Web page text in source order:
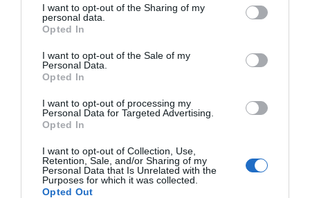
I want to opt-out of the Sharing of my
personal data.
Opted In
I want to opt-out of the Sale of my
Personal Data.
Opted In
I want to opt-out of processing my
Personal Data for Targeted Advertising.
Opted In
I want to opt-out of Collection, Use,
Retention, Sale, and/or Sharing of my
Personal Data that Is Unrelated with the
Purposes for which it was collected.
Opted Out
AVUI DESTAQUEM
EL NOSTRE
BUTLLETÍ